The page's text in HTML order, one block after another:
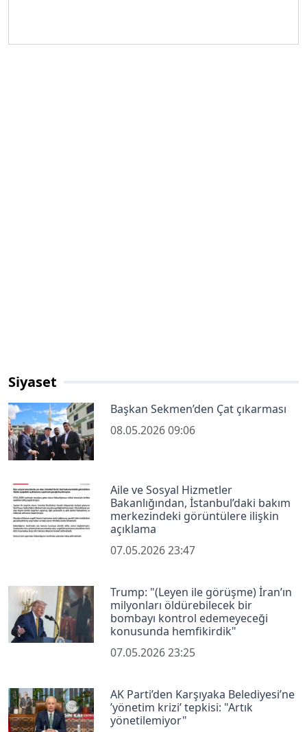
Siyaset
Başkan Sekmen’den Çat çıkarması
08.05.2026 09:06
Aile ve Sosyal Hizmetler
Bakanlığından, İstanbul’daki bakım
merkezindeki görüntülere ilişkin
açıklama
07.05.2026 23:47
Trump: "(Leyen ile görüşme) İran’ın
milyonları öldürebilecek bir
bombayı kontrol edemeyeceği
konusunda hemfikirdik"
07.05.2026 23:25
AK Parti’den Karşıyaka Belediyesi’ne
’yönetim krizi’ tepkisi: "Artık
yönetilemiyor"